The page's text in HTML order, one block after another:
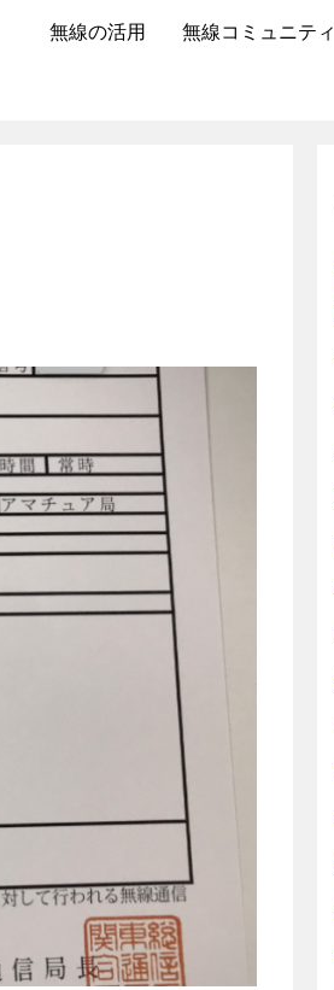
無線の活用 無線コミュニティ